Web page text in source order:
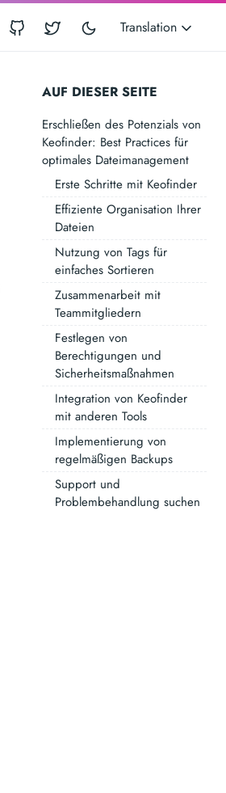
Translation
AUF DIESER SEITE
Erschließen des Potenzials von
Keofinder: Best Practices für
optimales Dateimanagement
Erste Schritte mit Keofinder
Effiziente Organisation Ihrer
Dateien
Nutzung von Tags für
einfaches Sortieren
Zusammenarbeit mit
Teammitgliedern
Festlegen von
Berechtigungen und
Sicherheitsmaßnahmen
Integration von Keofinder
mit anderen Tools
Implementierung von
regelmäßigen Backups
Support und
Problembehandlung suchen